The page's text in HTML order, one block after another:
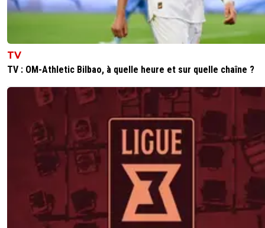
TV
TV : OM-Athletic Bilbao, à quelle heure et sur quelle chaîne ?